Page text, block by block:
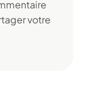
votre